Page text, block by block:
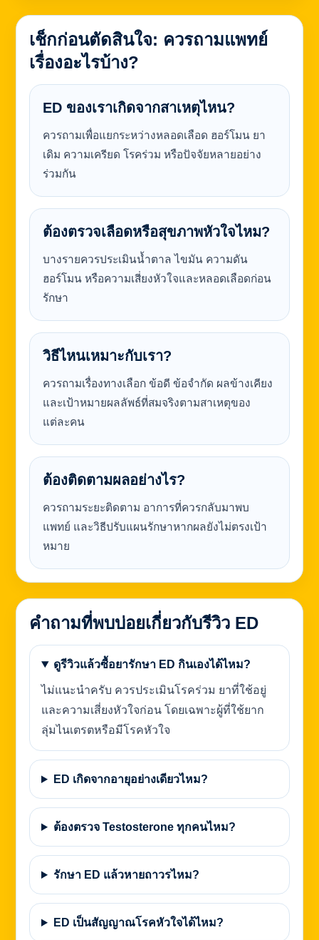
เช็กก่อนตัดสินใจ: ควรถามแพทย์
เรื่องอะไรบ้าง?
ED ของเราเกิดจากสาเหตุไหน?
ควรถามเพื่อแยกระหว่างหลอดเลือด ฮอร์โมน ยา
เดิม ความเครียด โรคร่วม หรือปัจจัยหลายอย่าง
ร่วมกัน
ต้องตรวจเลือดหรือสุขภาพหัวใจไหม?
บางรายควรประเมินน้ำตาล ไขมัน ความดัน
ฮอร์โมน หรือความเสี่ยงหัวใจและหลอดเลือดก่อน
รักษา
วิธีไหนเหมาะกับเรา?
ควรถามเรื่องทางเลือก ข้อดี ข้อจำกัด ผลข้างเคียง
และเป้าหมายผลลัพธ์ที่สมจริงตามสาเหตุของ
แต่ละคน
ต้องติดตามผลอย่างไร?
ควรถามระยะติดตาม อาการที่ควรกลับมาพบ
แพทย์ และวิธีปรับแผนรักษาหากผลยังไม่ตรงเป้า
หมาย
คำถามที่พบบ่อยเกี่ยวกับรีวิว ED
ดูรีวิวแล้วซื้อยารักษา ED กินเองได้ไหม?
ไม่แนะนำครับ ควรประเมินโรคร่วม ยาที่ใช้อยู่
และความเสี่ยงหัวใจก่อน โดยเฉพาะผู้ที่ใช้ยาก
ลุ่มไนเตรตหรือมีโรคหัวใจ
ED เกิดจากอายุอย่างเดียวไหม?
ต้องตรวจ Testosterone ทุกคนไหม?
รักษา ED แล้วหายถาวรไหม?
ED เป็นสัญญาณโรคหัวใจได้ไหม?